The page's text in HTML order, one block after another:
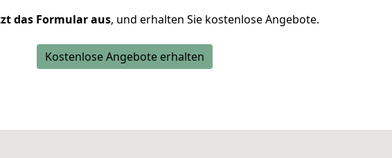
das Formular aus, und erhalten Sie kostenlose Angebote.
Kostenlose Angebote erhalten